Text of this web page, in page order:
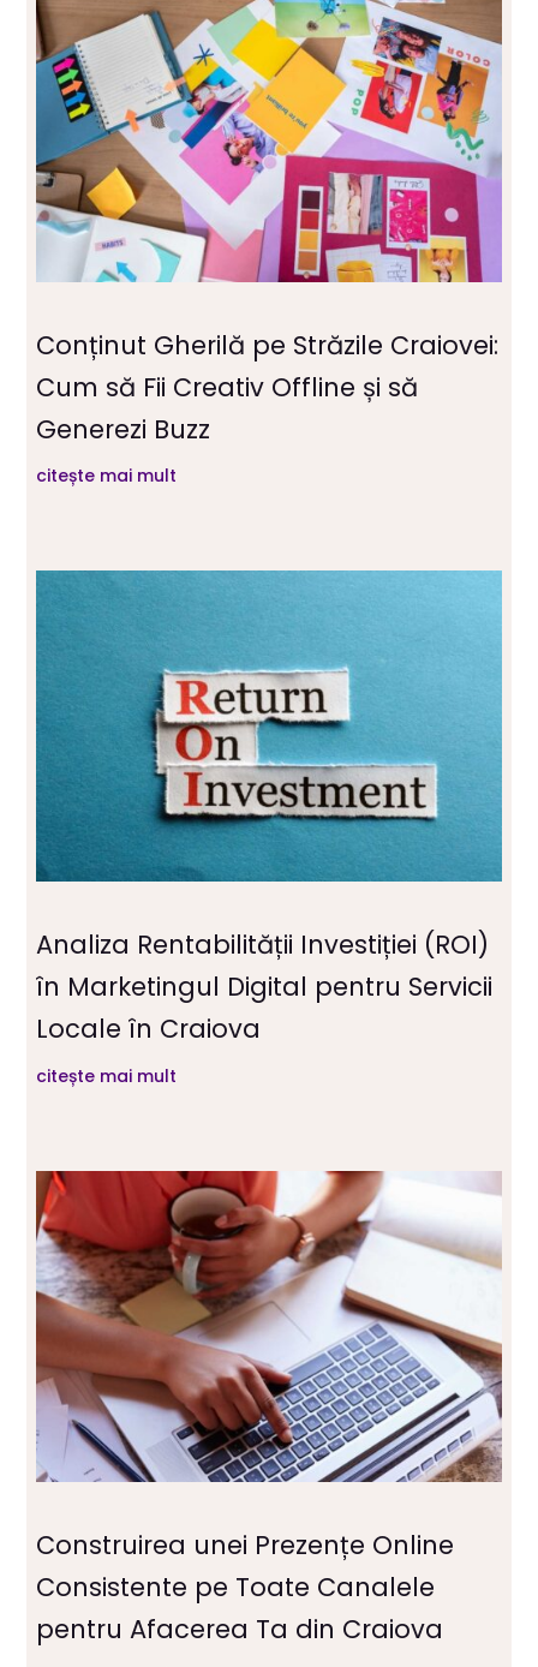
Conținut Gherilă pe Străzile Craiovei:
Cum să Fii Creativ Offline și să
Generezi Buzz
citește mai mult
Analiza Rentabilității Investiției (ROI)
în Marketingul Digital pentru Servicii
Locale în Craiova
citește mai mult
Construirea unei Prezențe Online
Consistente pe Toate Canalele
pentru Afacerea Ta din Craiova